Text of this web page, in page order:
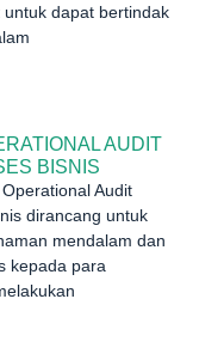
dapat bertindak
AUDIT
BISNIS
Audit
dirancang untuk
mendalam dan
kepada para